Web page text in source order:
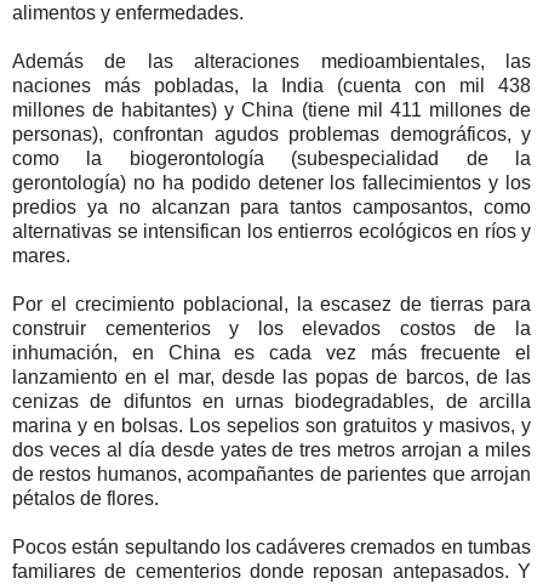
alimentos y enfermedades.
Además de las alteraciones medioambientales, las
naciones más pobladas, la India (cuenta con mil 438
millones de habitantes) y China (tiene mil 411 millones de
personas), confrontan agudos problemas demográficos, y
como la biogerontología (subespecialidad de la
gerontología) no ha podido detener los fallecimientos y los
predios ya no alcanzan para tantos camposantos, como
alternativas se intensifican los entierros ecológicos en ríos y
mares.
Por el crecimiento poblacional, la escasez de tierras para
construir cementerios y los elevados costos de la
inhumación, en China es cada vez más frecuente el
lanzamiento en el mar, desde las popas de barcos, de las
cenizas de difuntos en urnas biodegradables, de arcilla
marina y en bolsas. Los sepelios son gratuitos y masivos, y
dos veces al día desde yates de tres metros arrojan a miles
de restos humanos, acompañantes de parientes que arrojan
pétalos de flores.
Pocos están sepultando los cadáveres cremados en tumbas
familiares de cementerios donde reposan antepasados. Y